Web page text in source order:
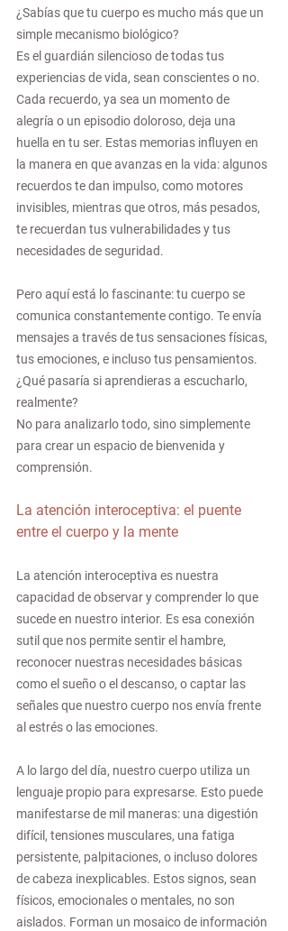
¿Sabías que tu cuerpo es mucho más que un
simple mecanismo biológico?
Es el guardián silencioso de todas tus
experiencias de vida, sean conscientes o no.
Cada recuerdo, ya sea un momento de
alegría o un episodio doloroso, deja una
huella en tu ser. Estas memorias influyen en
la manera en que avanzas en la vida: algunos
recuerdos te dan impulso, como motores
invisibles, mientras que otros, más pesados,
te recuerdan tus vulnerabilidades y tus
necesidades de seguridad.
Pero aquí está lo fascinante: tu cuerpo se
comunica constantemente contigo. Te envía
mensajes a través de tus sensaciones físicas,
tus emociones, e incluso tus pensamientos.
¿Qué pasaría si aprendieras a escucharlo,
realmente?
No para analizarlo todo, sino simplemente
para crear un espacio de bienvenida y
comprensión.
La atención interoceptiva: el puente
entre el cuerpo y la mente
La atención interoceptiva es nuestra
capacidad de observar y comprender lo que
sucede en nuestro interior. Es esa conexión
sutil que nos permite sentir el hambre,
reconocer nuestras necesidades básicas
como el sueño o el descanso, o captar las
señales que nuestro cuerpo nos envía frente
al estrés o las emociones.
A lo largo del día, nuestro cuerpo utiliza un
lenguaje propio para expresarse. Esto puede
manifestarse de mil maneras: una digestión
difícil, tensiones musculares, una fatiga
persistente, palpitaciones, o incluso dolores
de cabeza inexplicables. Estos signos, sean
físicos, emocionales o mentales, no son
aislados. Forman un mosaico de información